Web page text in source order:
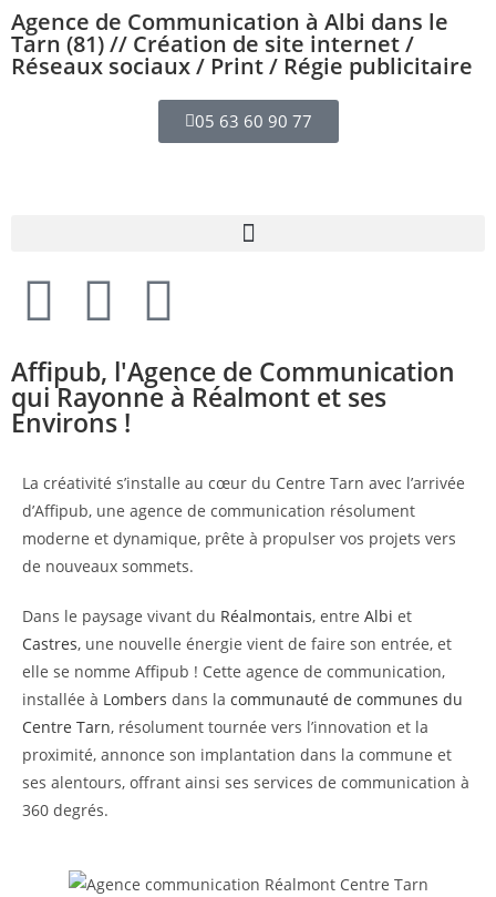
Agence de Communication à Albi dans le
Tarn (81) // Création de site internet /
Réseaux sociaux / Print / Régie publicitaire
05 63 60 90 77
Affipub, l'Agence de Communication
qui Rayonne à Réalmont et ses
Environs !
La créativité s’installe au cœur du Centre Tarn avec l’arrivée
d’Affipub, une agence de communication résolument
moderne et dynamique, prête à propulser vos projets vers
de nouveaux sommets.
Dans le paysage vivant du Réalmontais, entre Albi et
Castres, une nouvelle énergie vient de faire son entrée, et
elle se nomme Affipub ! Cette agence de communication,
installée à Lombers dans la communauté de communes du
Centre Tarn, résolument tournée vers l’innovation et la
proximité, annonce son implantation dans la commune et
ses alentours, offrant ainsi ses services de communication à
360 degrés.